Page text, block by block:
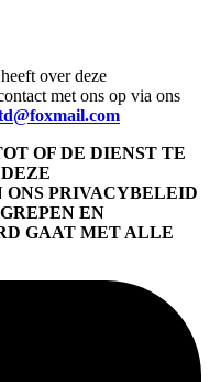
over deze
met ons op via ons
OF DE DIENST TE
ONS PRIVACYBELEID
EN
GAAT MET ALLE